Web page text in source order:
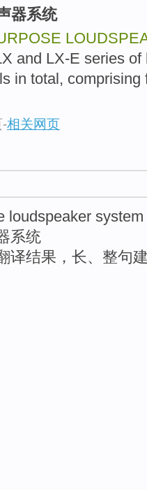
器系统
and LX-E series
in total,
-相关网页
loudspeaker system
系统
译结果，长、整句